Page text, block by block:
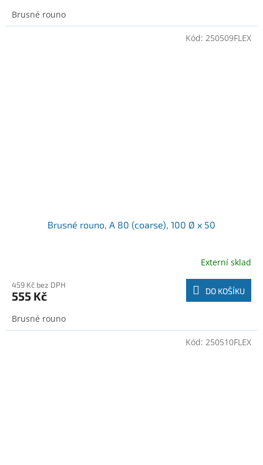
Brusné rouno
Brusné rouno, A 80 (coarse), 100 Ø x 50
Externí sklad
459 Kč bez DPH
555 Kč DO KOŠÍKU
Brusné rouno
Kód: 250509FLEX
Kód: 250510FLEX